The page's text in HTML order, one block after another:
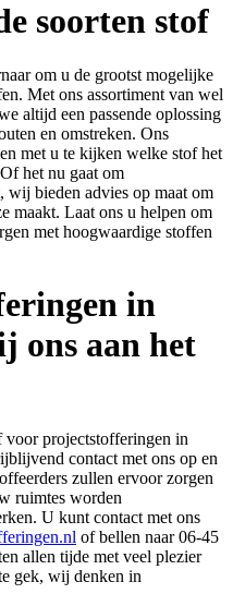
soorten stof
om u de grootst mogelijke
Met ons assortiment van wel
altijd een passende oplossing
en omstreken. Ons
met u te kijken welke stof het
het nu gaat om
bieden advies op maat om
maakt. Laat ons u helpen om
met hoogwaardige stoffen
in
ons aan het
voor projectstofferingen in
contact met ons op en
zullen ervoor zorgen
ruimtes worden
U kunt contact met ons
of bellen naar 06-45
allen tijde met veel plezier
gek, wij denken in